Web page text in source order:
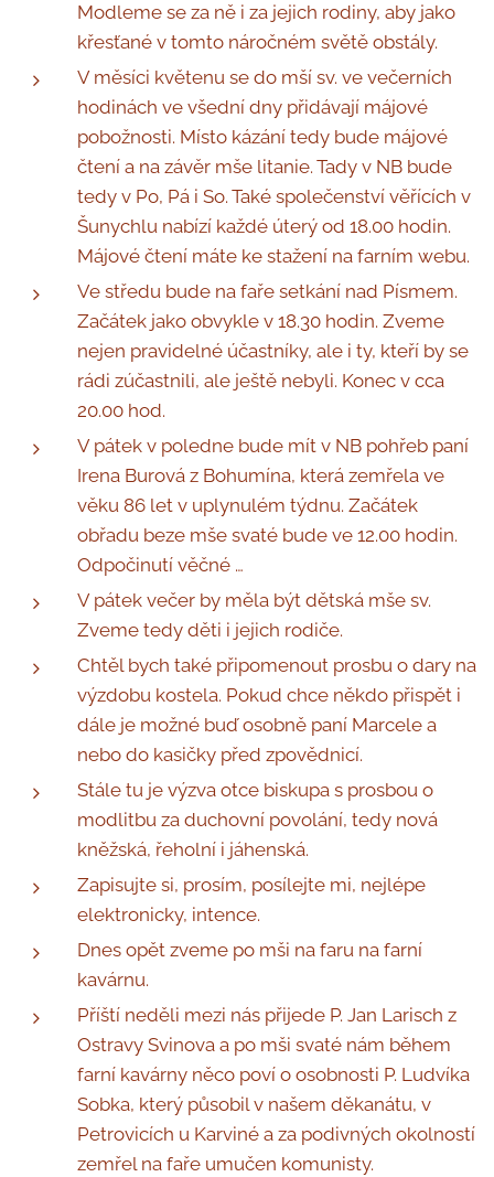
Modleme se za ně i za jejich rodiny, aby jako
křesťané v tomto náročném světě obstály.
V měsíci květenu se do mší sv. ve večerních
hodinách ve všední dny přidávají májové
pobožnosti. Místo kázání tedy bude májové
čtení a na závěr mše litanie. Tady v NB bude
tedy v Po, Pá i So. Také společenství věřících v
Šunychlu nabízí každé úterý od 18.00 hodin.
Májové čtení máte ke stažení na farním webu.
Ve středu bude na faře setkání nad Písmem.
Začátek jako obvykle v 18.30 hodin. Zveme
nejen pravidelné účastníky, ale i ty, kteří by se
rádi zúčastnili, ale ještě nebyli. Konec v cca
20.00 hod.
V pátek v poledne bude mít v NB pohřeb paní
Irena Burová z Bohumína, která zemřela ve
věku 86 let v uplynulém týdnu. Začátek
obřadu beze mše svaté bude ve 12.00 hodin.
Odpočinutí věčné …
V pátek večer by měla být dětská mše sv.
Zveme tedy děti i jejich rodiče.
Chtěl bych také připomenout prosbu o dary na
výzdobu kostela. Pokud chce někdo přispět i
dále je možné buď osobně paní Marcele a
nebo do kasičky před zpovědnicí.
Stále tu je výzva otce biskupa s prosbou o
modlitbu za duchovní povolání, tedy nová
kněžská, řeholní i jáhenská.
Zapisujte si, prosím, posílejte mi, nejlépe
elektronicky, intence.
Dnes opět zveme po mši na faru na farní
kavárnu.
Příští neděli mezi nás přijede P. Jan Larisch z
Ostravy Svinova a po mši svaté nám během
farní kavárny něco poví o osobnosti P. Ludvíka
Sobka, který působil v našem děkanátu, v
Petrovicích u Karviné a za podivných okolností
zemřel na faře umučen komunisty.